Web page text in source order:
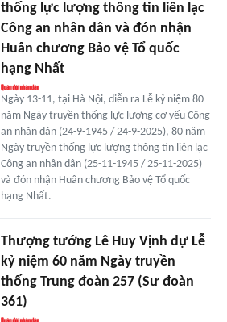
thống lực lượng thông tin liên lạc
Công an nhân dân và đón nhận
Huân chương Bảo vệ Tổ quốc
hạng Nhất
Ngày 13-11, tại Hà Nội, diễn ra Lễ kỷ niệm 80
năm Ngày truyền thống lực lượng cơ yếu Công
an nhân dân (24-9-1945 / 24-9-2025), 80 năm
Ngày truyền thống lực lượng thông tin liên lạc
Công an nhân dân (25-11-1945 / 25-11-2025)
và đón nhận Huân chương Bảo vệ Tổ quốc
hạng Nhất.
Thượng tướng Lê Huy Vịnh dự Lễ
kỷ niệm 60 năm Ngày truyền
thống Trung đoàn 257 (Sư đoàn
361)